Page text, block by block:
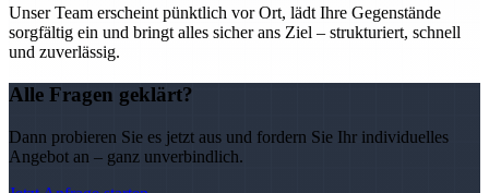
Unser Team erscheint pünktlich vor Ort, lädt Ihre Gegenstände
sorgfältig ein und bringt alles sicher ans Ziel – strukturiert, schnell
und zuverlässig.
Alle Fragen geklärt?
Dann probieren Sie es jetzt aus und fordern Sie Ihr individuelles
Angebot an – ganz unverbindlich.